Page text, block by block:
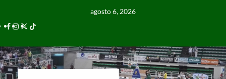
agosto 6, 2026